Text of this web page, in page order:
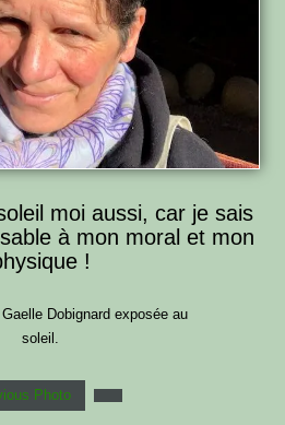
moi aussi, car je sais
à mon moral et mon
!
Gaelle Dobignard exposée au
soleil.
Photo